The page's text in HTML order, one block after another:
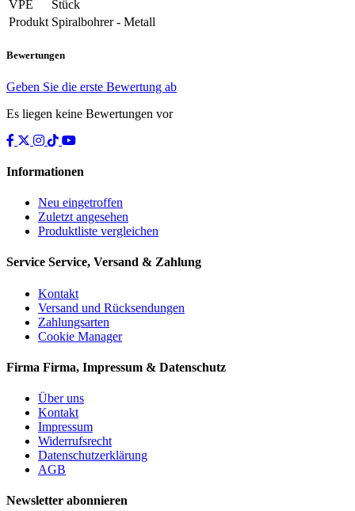
VPE
Stück
Produkt Spiralbohrer - Metall
Bewertungen
Geben Sie die erste Bewertung ab
Es liegen keine Bewertungen vor
Informationen
Neu eingetroffen
Zuletzt angesehen
Produktliste vergleichen
Service Service, Versand & Zahlung
Kontakt
Versand und Rücksendungen
Zahlungsarten
Cookie Manager
Firma Firma, Impressum & Datenschutz
Über uns
Kontakt
Impressum
Widerrufsrecht
Datenschutzerklärung
AGB
Newsletter abonnieren